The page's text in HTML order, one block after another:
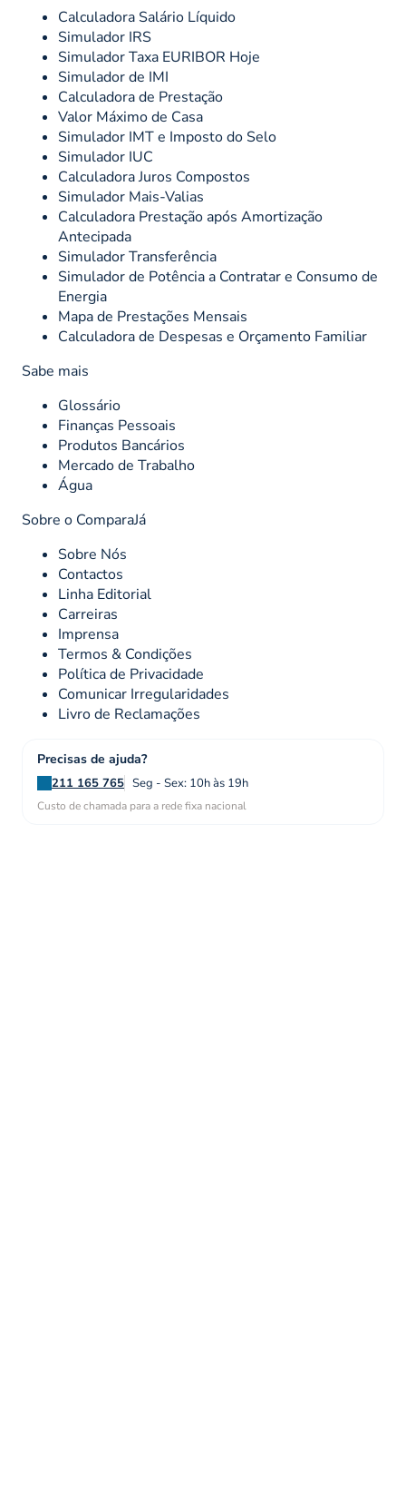
Calculadora Salário Líquido
Simulador IRS
Simulador Taxa EURIBOR Hoje
Simulador de IMI
Calculadora de Prestação
Valor Máximo de Casa
Simulador IMT e Imposto do Selo
Simulador IUC
Calculadora Juros Compostos
Simulador Mais-Valias
Calculadora Prestação após Amortização
Antecipada
Simulador Transferência
Simulador de Potência a Contratar e Consumo de
Energia
Mapa de Prestações Mensais
Calculadora de Despesas e Orçamento Familiar
Sabe mais
Glossário
Finanças Pessoais
Produtos Bancários
Mercado de Trabalho
Água
Sobre o ComparaJá
Sobre Nós
Contactos
Linha Editorial
Carreiras
Imprensa
Termos & Condições
Política de Privacidade
Comunicar Irregularidades
Livro de Reclamações
Precisas de ajuda?
211 165 765 Seg - Sex: 10h às 19h
Custo de chamada para a rede fixa nacional